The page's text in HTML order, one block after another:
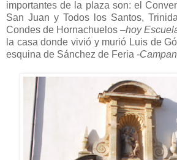
importantes de la plaza son: el
San Juan y Todos los Santos,
Condes de Hornachuelos–hoy
la casa donde vivió y murió Luis de
esquina de Sánchez de Feria -